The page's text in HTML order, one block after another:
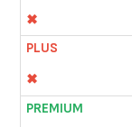
✖
✖